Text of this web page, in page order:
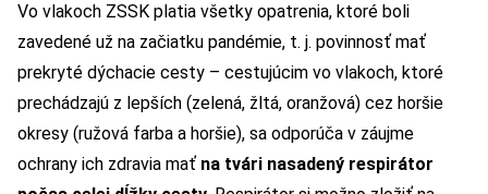
Vo vlakoch ZSSK platia všetky opatrenia, ktoré boli
zavedené už na začiatku pandémie, t. j. povinnosť mať
prekryté dýchacie cesty – cestujúcim vo vlakoch, ktoré
prechádzajú z lepších (zelená, žltá, oranžová) cez horšie
okresy (ružová farba a horšie), sa odporúča v záujme
ochrany ich zdravia mať na tvári nasadený respirátor